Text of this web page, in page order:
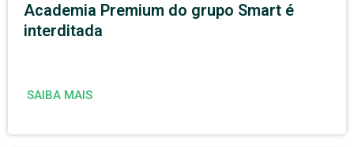
Academia Premium do grupo Smart é
interditada
SAIBA MAIS